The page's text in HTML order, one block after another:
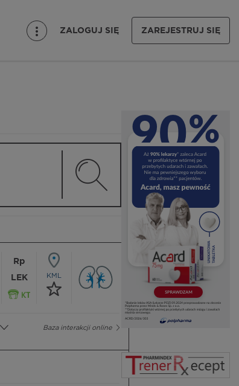
ZALOGUJ SIĘ ZAREJESTRUJ SIĘ
Rp
LEK
KML
Baza interakcji online